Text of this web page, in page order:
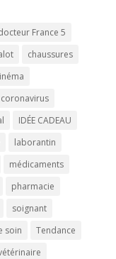
France 5
chaussures
coronavirus
IDÉE CADEAU
laborantin
médicaments
pharmacie
soignant
soin
Tendance